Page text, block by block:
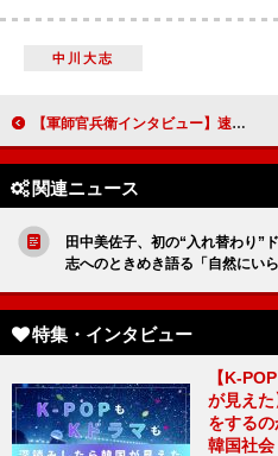
中川大志
【軍師官兵衛インタビュー】速水もこみち「男性からも憧れてもらえるように演じたい」 黒田家家臣・母里太兵衛役
関連ニュース
田中美佐子、初の“入れ替わり
志へのときめき語る「自然にいら
特集・インタビュー
【K-
が見えた
をする
韓国社会